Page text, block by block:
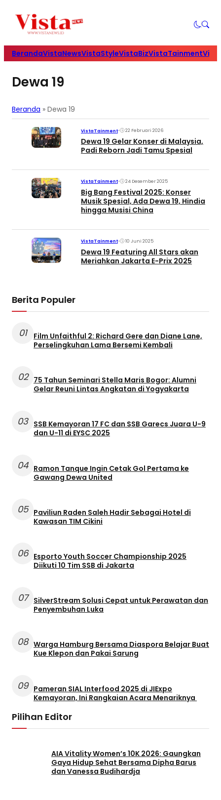
BerandaVistaNewsVistaStyleVistaBizVistaTainment
Dewa 19
Beranda » Dewa 19
VistaTainment• 22 Februari 2026
Dewa 19 Gelar Konser di Malaysia,
Padi Reborn Jadi Tamu Spesial
VistaTainment• 24 Desember 2025
Big Bang Festival 2025: Konser
Musik Spesial, Ada Dewa 19, Hindia
hingga Musisi China
VistaTainment• 10 Juni 2025
Dewa 19 Featuring All Stars akan
Meriahkan Jakarta E-Prix 2025
Berita Populer
01
Film Unfaithful 2: Richard Gere dan Diane Lane,
Perselingkuhan Lama Bersemi Kembali
02
75 Tahun Seminari Stella Maris Bogor: Alumni
Gelar Reuni Lintas Angkatan di Yogyakarta
03 SSB Kemayoran 17 FC dan SSB Garecs Juara U-9
dan U-11 di EYSC 2025
04 Ramon Tanque Ingin Cetak Gol Pertama ke
Gawang Dewa United
05 Paviliun Raden Saleh Hadir Sebagai Hotel di
Kawasan TIM Cikini
06 Esporto Youth Soccer Championship 2025
Diikuti 10 Tim SSB di Jakarta
07
SilverStream Solusi Cepat untuk Perawatan dan
Penyembuhan Luka
08 Warga Hamburg Bersama Diaspora Belajar Buat
Kue Klepon dan Pakai Sarung
09 Pameran SIAL Interfood 2025 di JIExpo
Kemayoran, Ini Rangkaian Acara Menariknya
Pilihan Editor
AIA Vitality Women’s 10K 2026: Gaungkan
Gaya Hidup Sehat Bersama Dipha Barus
dan Vanessa Budihardja